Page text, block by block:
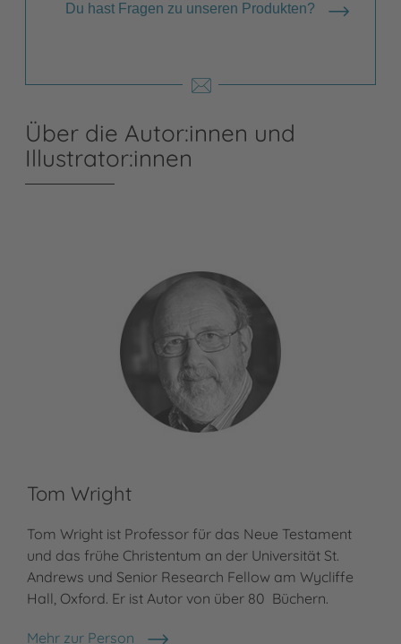
Du hast Fragen zu unseren Produkten?
Über die Autor:innen und
Illustrator:innen
Tom Wright
Tom Wright ist Professor für das Neue Testament
und das frühe Christentum an der Universität St.
Andrews und Senior Research Fellow am Wycliffe
Hall, Oxford. Er ist Autor von über 80 Büchern.
Mehr zur Person